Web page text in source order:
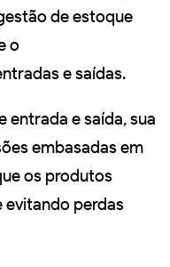
de estoque
o
e saídas.
entrada e saída, sua
embasadas em
os produtos
evitando perdas